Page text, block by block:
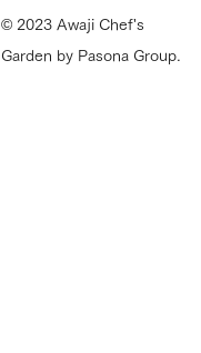
© 2023 Awaji Chef's
Garden by Pasona Group.